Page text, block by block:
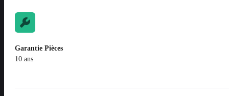
Garantie Pièces
10 ans